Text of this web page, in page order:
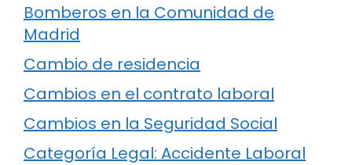
Bomberos en la Comunidad de
Madrid
Cambio de residencia
Cambios en el contrato laboral
Cambios en la Seguridad Social
Categoría Legal: Accidente Laboral